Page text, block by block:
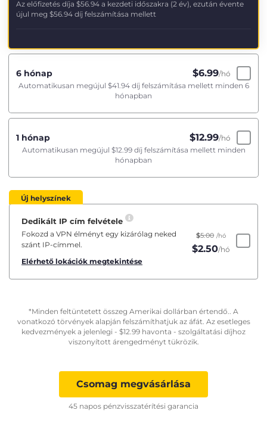
Az előfizetés díja $56.94 a kezdeti időszakra (2 év), ezután évente
újul meg $56.94 díj felszámítása mellett
6 hónap $6.99/hó
Automatikusan megújul $41.94díj felszámítása mellett minden 6
hónapban
1 hónap $12.99/hó
Automatikusan megújul $12.99díj felszámítása mellett minden
hónapban
Új helyszínek
Dedikált IP cím felvétele
Fokozd a VPN élményt egy kizárólag neked
szánt IP-címmel.
Elérhető lokációk megtekintése
$5.00 /hó
$2.50/hó
*Minden feltüntetett összeg Amerikai dollárban értendő.. A
vonatkozó törvények alapján felszámíthatjuk az áfát. Az esetleges
kedvezmények a jelenlegi - $12.99 havonta - szolgáltatási díjhoz
viszonyított árengedményt tükrözik.
Csomag megvásárlása
45 napos pénzvisszatérítési garancia